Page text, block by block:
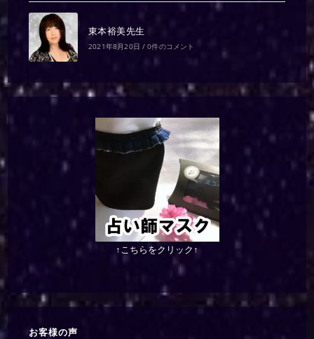
東本裕美先生
2021年8月20日 / 0件のコメント
↑こちらをクリック↑
お客様の声